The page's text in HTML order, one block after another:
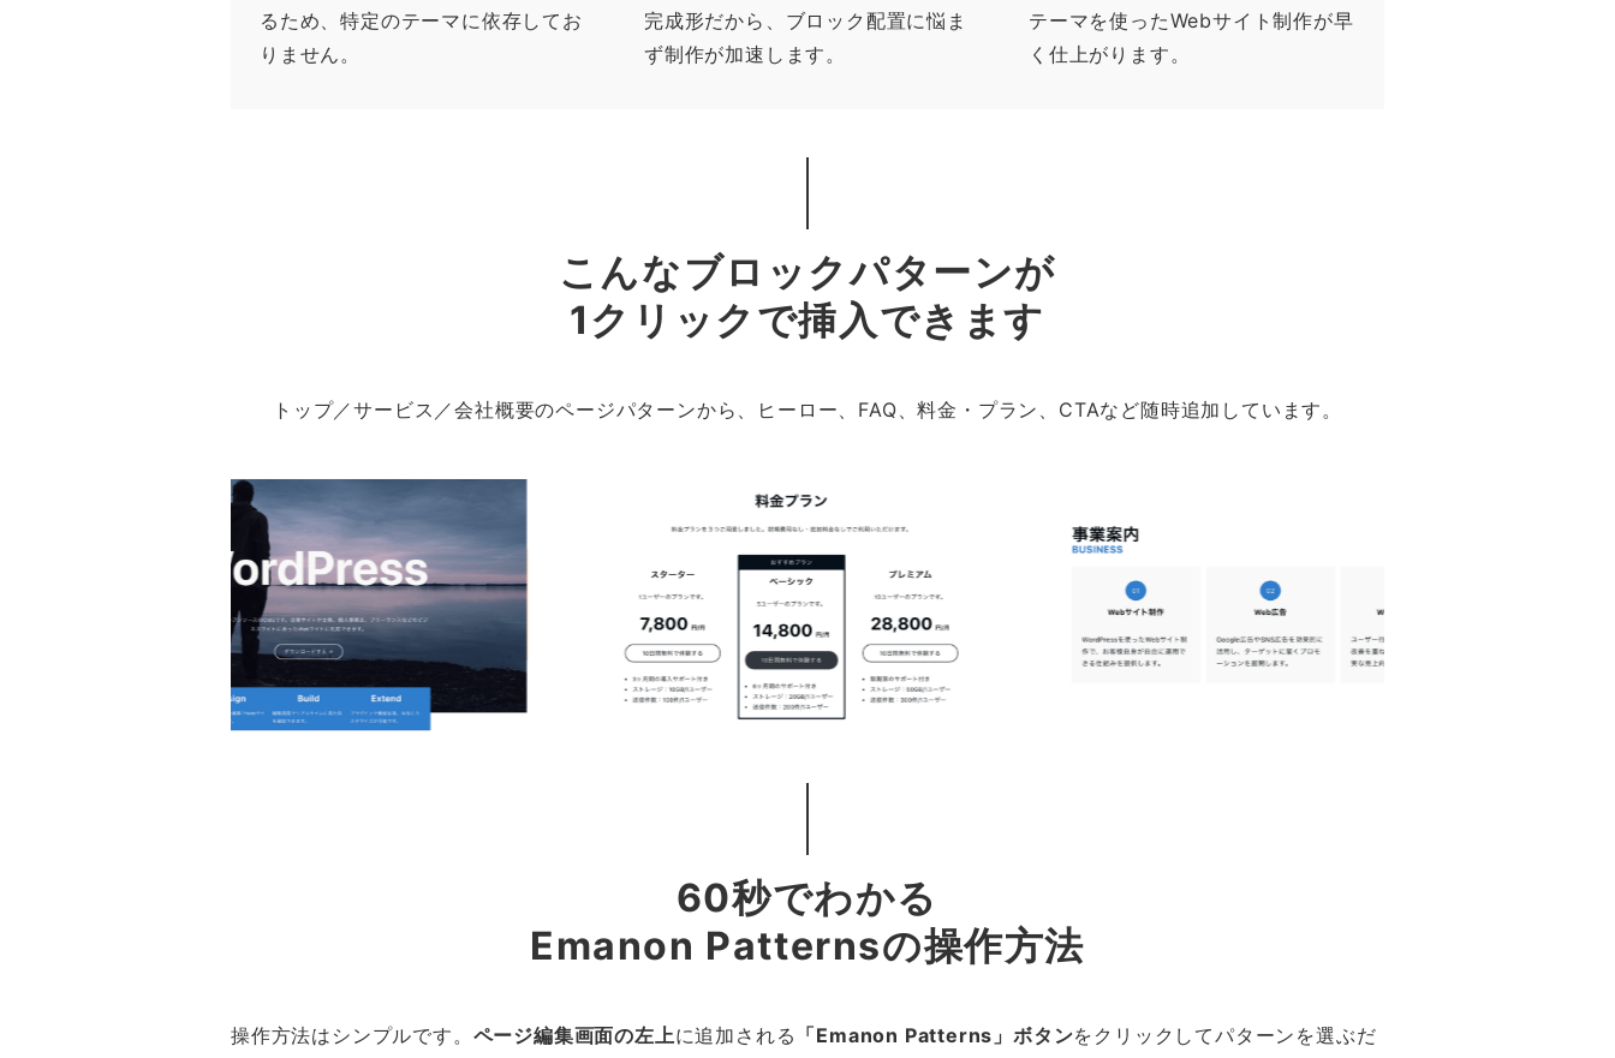
るため、特定のテーマに依存してお
りません。
完成形だから、ブロック配置に悩ま
ず制作が加速します。
テーマを使ったWebサイト制作が早
く仕上がります。
こんなブロックパターンが
1クリックで挿入できます
トップ／サービス／会社概要のページパターンから、ヒーロー、FAQ、料金・プラン、CTAなど随時追加しています。
60秒でわかる
Emanon Patternsの操作方法
操作方法はシンプルです。 ページ編集画面の左上に追加される 「Emanon Patterns」ボタンをクリックしてパターンを選ぶだ